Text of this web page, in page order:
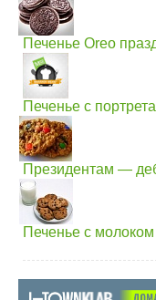
Печенье Oreo
Печенье с
Президентам —
Печенье с